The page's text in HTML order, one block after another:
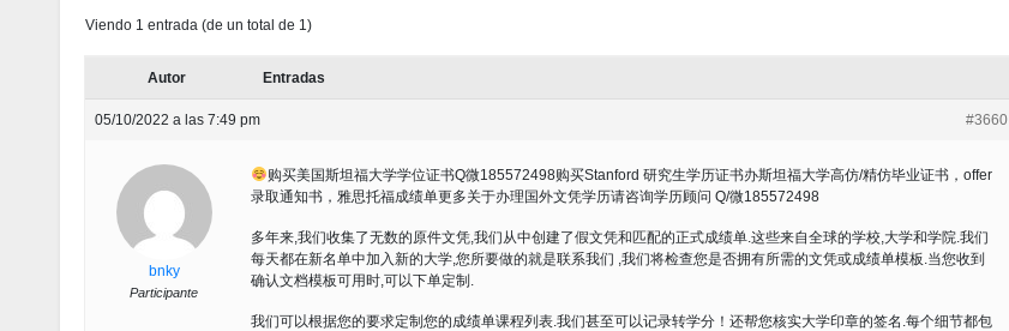
Viendo 1 entrada (de un total de 1)
Autor Entradas
05/10/2022 a las 7:49 pm #3660
bnky
Participante
购买美国斯坦福大学学位证书Q微185572498购买Stanford 研究生学历证书办斯坦福大学高仿/精仿毕业证书，offer
录取通知书，雅思托福成绩单更多关于办理国外文凭学历请咨询学历顾问 Q/微185572498
多年来,我们收集了无数的原件文凭,我们从中创建了假文凭和匹配的正式成绩单.这些来自全球的学校,大学和学院.我们
每天都在新名单中加入新的大学,您所要做的就是联系我们 ,我们将检查您是否拥有所需的文凭或成绩单模板.当您收到
确认文档模板可用时,可以下单定制.
我们可以根据您的要求定制您的成绩单课程列表.我们甚至可以记录转学分！还帮您核实大学印章的签名.每个细节都包